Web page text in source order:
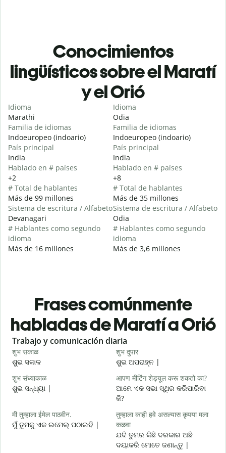
Conocimientos
lingüísticos sobre el Maratí
y el Orió
Idioma
Marathi
Familia de idiomas
Indoeuropeo (indoario)
País principal
India
Hablado en # países
+2
# Total de hablantes
Más de 99 millones
Sistema de escritura / Alfabeto
Devanagari
# Hablantes como segundo
idioma
Más de 16 millones
Idioma
Odia
Familia de idiomas
Indoeuropeo (indoario)
País principal
India
Hablado en # países
+8
# Total de hablantes
Más de 35 millones
Sistema de escritura / Alfabeto
Odia
# Hablantes como segundo
idioma
Más de 3,6 millones
Frases comúnmente
habladas de Maratí a Orió
Slide 1 of 6
Trabajo y comunicación diaria
शुभ सकाळ
ଶୁଭ ସକାଳ
शुभ दुपार
ଶୁଭ ଅପରାହ୍ନ |
शुभ संध्याकाळ
ଶୁଭ ସନ୍ଧ୍ୟା |
आपण मीटिंग शेड्यूल करू शकतो का?
ଆମେ ଏକ ସଭା ସ୍ଥିର କରିପାରିବା
କି?
मी तुम्हाला ईमेल पाठवीन.
ମୁଁ ତୁମକୁ ଏକ ଇମେଲ୍ ପଠାଇବି |
तुम्हाला काही हवे असल्यास कृपया मला
कळवा
ଯଦି ତୁମର କିଛି ଦରକାର ଅଛି
ଦୟାକରି ମୋତେ ଜଣାନ୍ତୁ |